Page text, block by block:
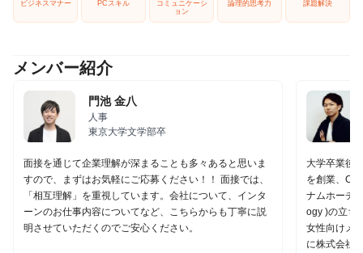
ビジネスマナー PCスキル
コミュニケーシ
ョン
論理的思考力 課題解決
メンバー紹介
門池 金八
人事
東京大学文学部卒
面接を通じて企業理解が深まることも多々あると思いま
すので、まずはお気軽にご応募ください！！ 面接では、
「相互理解」を重視しています。会社について、インタ
ーンのお仕事内容についてなど、こちらからも丁寧に説
明させていただくのでご安心ください。
大学卒業後
を創業、
ナムホーチ
ogy )の立ち
女性向けメ
に株式会社